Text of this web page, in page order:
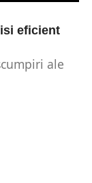
eficient
ale